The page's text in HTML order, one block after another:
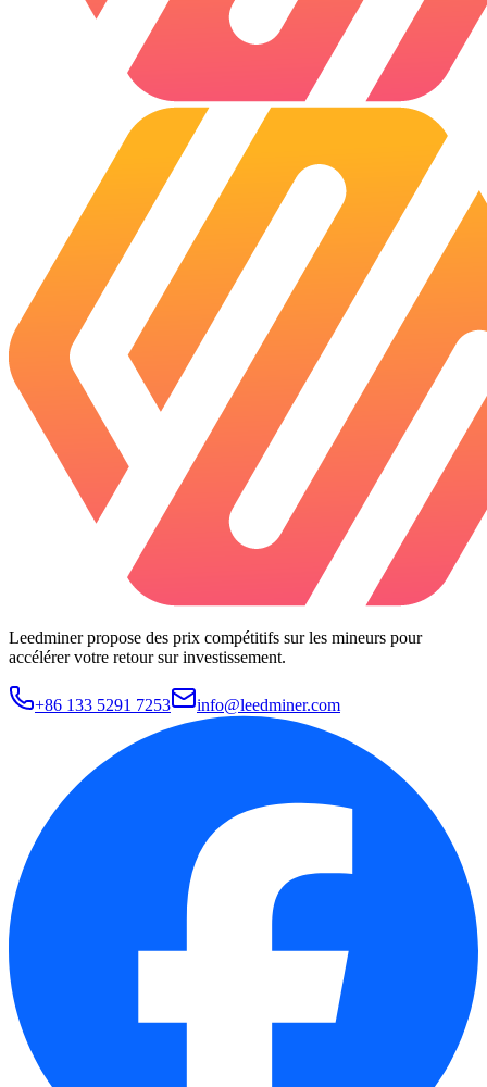
Leedminer propose des prix compétitifs sur les mineurs pour
accélérer votre retour sur investissement.
+86 133 5291 7253 info@leedminer.com